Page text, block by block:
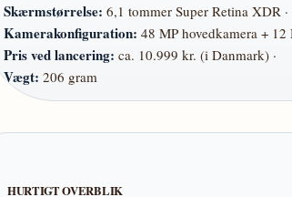
Skærmstørrelse: 6,1 tommer Super Retina XDR ·
Kamerakonfiguration: 48 MP hovedkamera +
Pris ved lancering: ca. 10.999 kr. (i Danmark) ·
Vægt: 206 gram
HURTIGT OVERBLIK